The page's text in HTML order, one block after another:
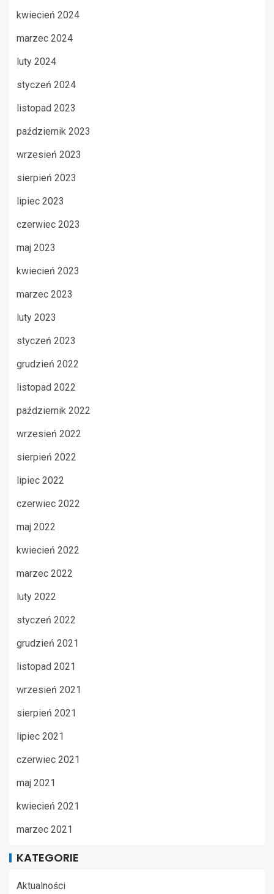
kwiecień 2024
marzec 2024
luty 2024
styczeń 2024
listopad 2023
październik 2023
wrzesień 2023
sierpień 2023
lipiec 2023
czerwiec 2023
maj 2023
kwiecień 2023
marzec 2023
luty 2023
styczeń 2023
grudzień 2022
listopad 2022
październik 2022
wrzesień 2022
sierpień 2022
lipiec 2022
czerwiec 2022
maj 2022
kwiecień 2022
marzec 2022
luty 2022
styczeń 2022
grudzień 2021
listopad 2021
wrzesień 2021
sierpień 2021
lipiec 2021
czerwiec 2021
maj 2021
kwiecień 2021
marzec 2021
KATEGORIE
Aktualności